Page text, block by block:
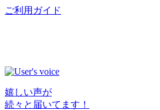
ご利用ガイド
嬉しい声が
続々と届いてます！